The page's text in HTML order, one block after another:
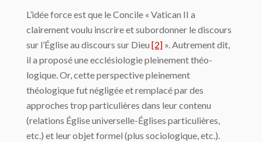
L’idée force est que le Concile « Vatican II a
clairement voulu inscrire et subordonner le discours
sur l’Église au discours sur Dieu [2] ». Autrement dit,
il a proposé une ecclésiologie pleinement théo-
logique. Or, cette perspective pleinement
théologique fut négligée et remplacé par des
approches trop particulières dans leur contenu
(relations Église universelle-Églises particulières,
etc.) et leur objet formel (plus sociologique, etc.).